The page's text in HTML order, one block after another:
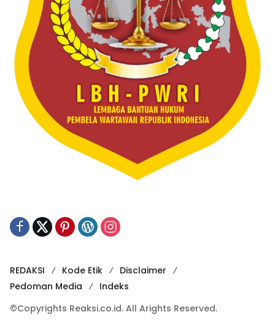
REDAKSI Kode Etik
Disclaimer
Pedoman Media
Indeks
©Copyrights Reaksi.co.id. All Arights Reserved.